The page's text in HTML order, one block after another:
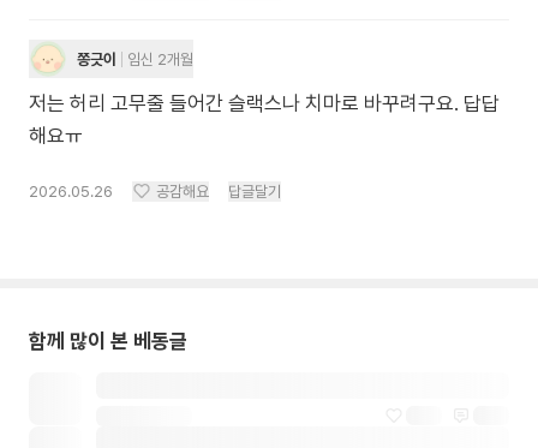
쫑긋이 임신 2개월
저는 허리 고무줄 들어간 슬랙스나 치마로 바꾸려구요. 답답
해요ㅠ
2026.05.26 공감해요 답글달기
함께 많이 본 베동글